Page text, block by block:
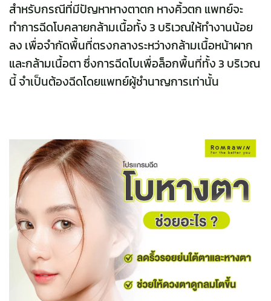
สำหรับกรณีที่มีปัญหาหางตาตก หางคิ้วตก แพทย์จะ
ทำการฉีดโบคลายกล้ามเนื้อทั้ง 3 บริเวณให้ทำงานน้อย
ลง เพื่อจำกัดพื้นที่ตรงกลางระหว่างกล้ามเนื้อหน้าผาก
และกล้ามเนื้อตา ซึ่งการฉีดโบเพื่อล็อกพื้นที่ทั้ง 3 บริเวณ
นี้ จำเป็นต้องฉีดโดยแพทย์ผู้ชำนาญการเท่านั้น